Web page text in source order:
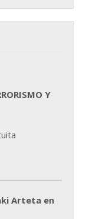
Y
Arteta en